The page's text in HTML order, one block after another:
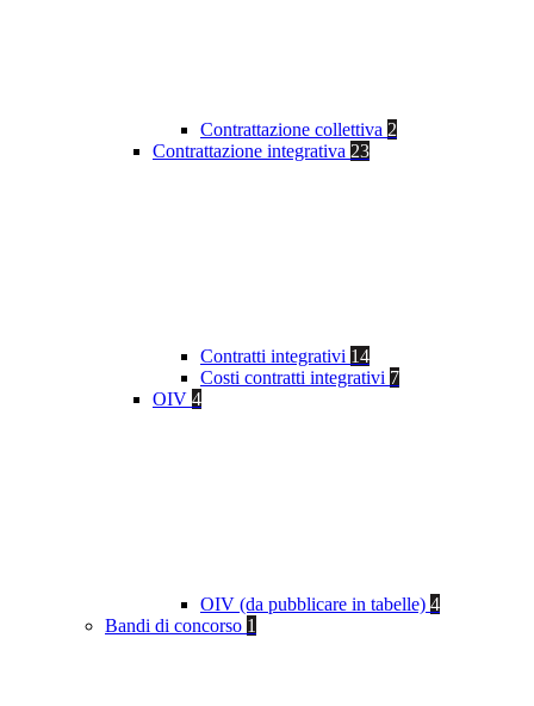
Contrattazione collettiva 2
Contrattazione integrativa 23
Contratti integrativi 14
Costi contratti integrativi 7
OIV 4
OIV (da pubblicare in tabelle) 4
Bandi di concorso 1